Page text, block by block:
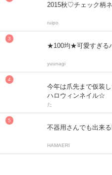
2015秋♡チェック柄
ruipo
★100均★可愛すぎる
yuunagi
今年は爪先まで仮装
ハロウィンネイル☆
た
不器用さんでも出来
HAMAERI